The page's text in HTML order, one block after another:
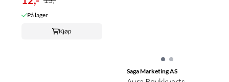
På lager
Kjøp
Saga Marketing AS